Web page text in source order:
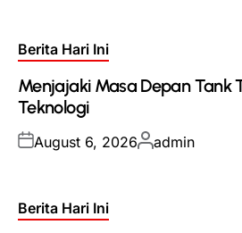
Posted
Berita Hari Ini
Menjajaki Masa Depan Tank
Teknologi
Posted
August 6, 2026Posted
admin
Posted
Berita Hari Ini